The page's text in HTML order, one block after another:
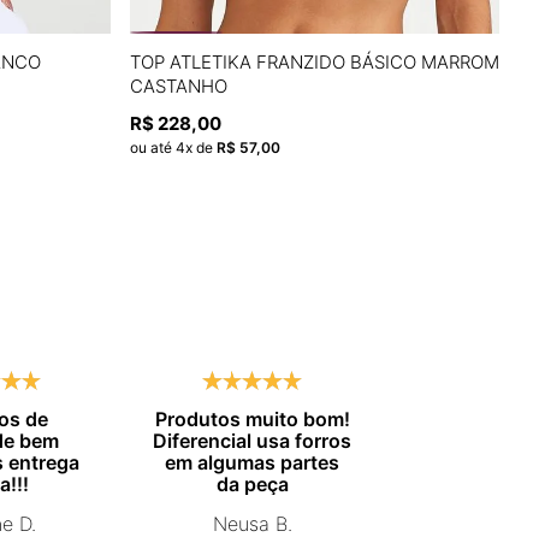
TOP ATLETIKA FRANZIDO BÁSICO MARROM
CASTANHO
R$ 228,00
ou até 4x de R$ 57,00
de
bem
entrega
D.
Produtos muito bom!
Diferencial usa forros
em algumas partes
da peça
Neusa B.